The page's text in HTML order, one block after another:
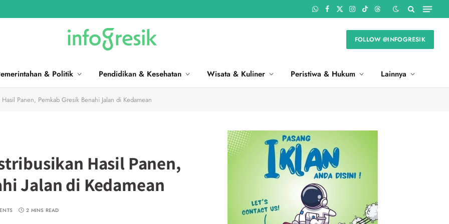
WhatsApp
Facebook
X
Instagram
TikTokThreads
FOLLOW @INFOGRESIK
& Politik Pendidikan & Kesehatan Wisata & Kuliner Peristiwa & Hukum Lainnya
Panen, Pemkab Gresik Benahi Jalan di Kedamean
Hasil Panen,
Jalan di Kedamean
2 MINS READ